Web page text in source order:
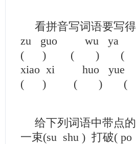
看拼音写词语要写
zu guo wu ya
( ) ( )
xiao xi huo yue
( ) ( ) (
给下列词语中带点
一束(su shu ) 打破(